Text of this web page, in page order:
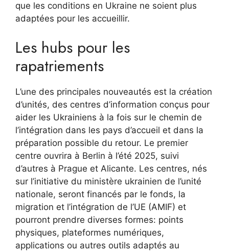
que les conditions en Ukraine ne soient plus
adaptées pour les accueillir.
Les hubs pour les
rapatriements
L’une des principales nouveautés est la création
d’unités, des centres d’information conçus pour
aider les Ukrainiens à la fois sur le chemin de
l’intégration dans les pays d’accueil et dans la
préparation possible du retour. Le premier
centre ouvrira à Berlin à l’été 2025, suivi
d’autres à Prague et Alicante. Les centres, nés
sur l’initiative du ministère ukrainien de l’unité
nationale, seront financés par le fonds, la
migration et l’intégration de l’UE (AMIF) et
pourront prendre diverses formes: points
physiques, plateformes numériques,
applications ou autres outils adaptés au